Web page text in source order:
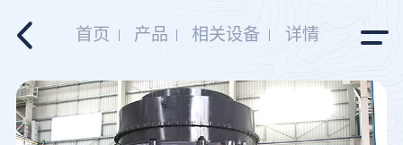
首页 产品 相关设备 详情